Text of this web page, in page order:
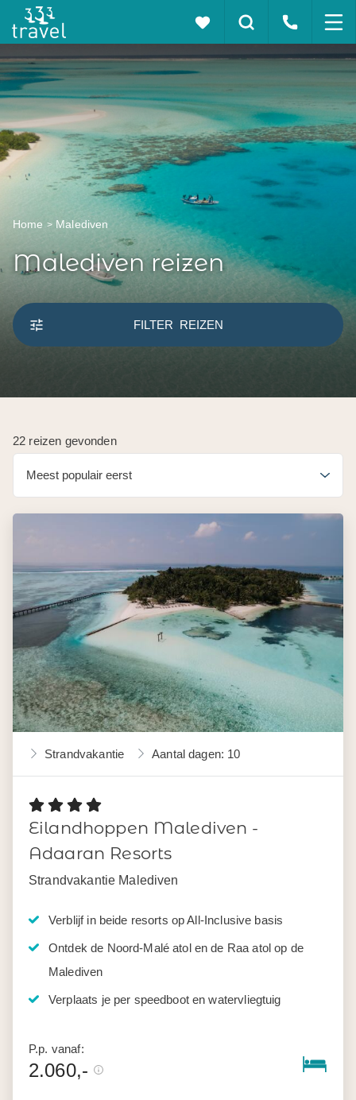
Home Malediven
Malediven reizen
FILTER REIZEN
22 reizen gevonden
Strandvakantie Aantal dagen: 10
Eilandhoppen Malediven -
Adaaran Resorts
Strandvakantie Malediven
Verblijf in beide resorts op All-Inclusive basis
Ontdek de Noord-Malé atol en de Raa atol op de
Malediven
Verplaats je per speedboot en watervliegtuig
P.p. vanaf:
2.060,-